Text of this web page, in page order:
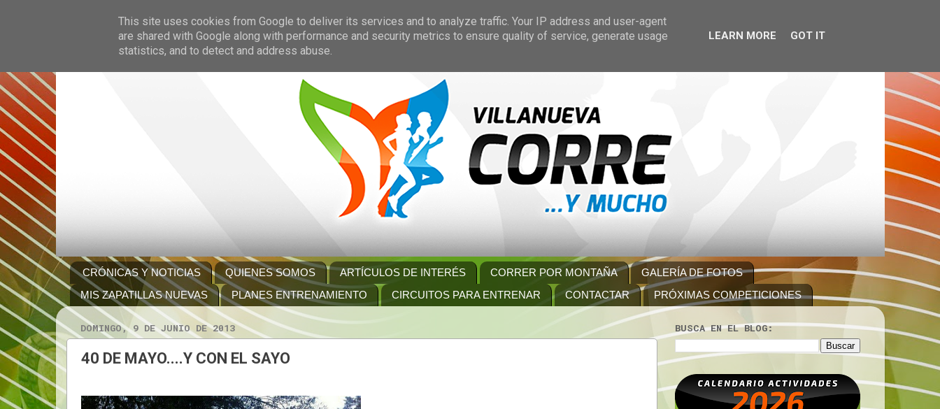
CRÓNICAS Y NOTICIAS QUIENES SOMOS ARTÍCULOS DE INTERÉS CORRER POR MONTAÑA
GALERÍA DE FOTOS
MIS ZAPATILLAS NUEVAS
PLANES ENTRENAMIENTO CIRCUITOS PARA ENTRENAR CONTACTAR PRÓXIMAS COMPETICIONES
DOMINGO, 9 DE JUNIO DE 2013
40 DE MAYO....Y CON EL SAYO
BUSCA EN EL BLOG:
This site uses cookies from Google to deliver its services and to analyze traffic. Your IP address and user-agent
are shared with Google along with performance and security metrics to ensure quality of service, generate usage
statistics, and to detect and address abuse.
LEARN MORE GOT IT